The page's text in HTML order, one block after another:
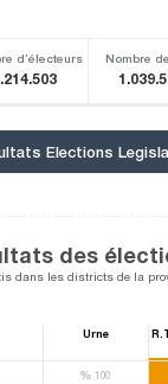
d’électeurs Nombre
Elections
des
dans les districts de la
Urne
%100